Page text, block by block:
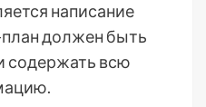
написание
должен быть
содержать всю